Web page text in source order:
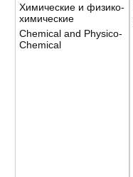
Химические и физико-
химические
Chemical and Physico-
Chemical